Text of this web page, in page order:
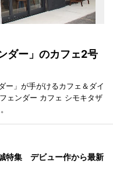
ダー」のカフェ2号
ー」が手がけるカフェ＆ダイ
ェンダー カフェ シモキタザ
特集 デビュー作から最新